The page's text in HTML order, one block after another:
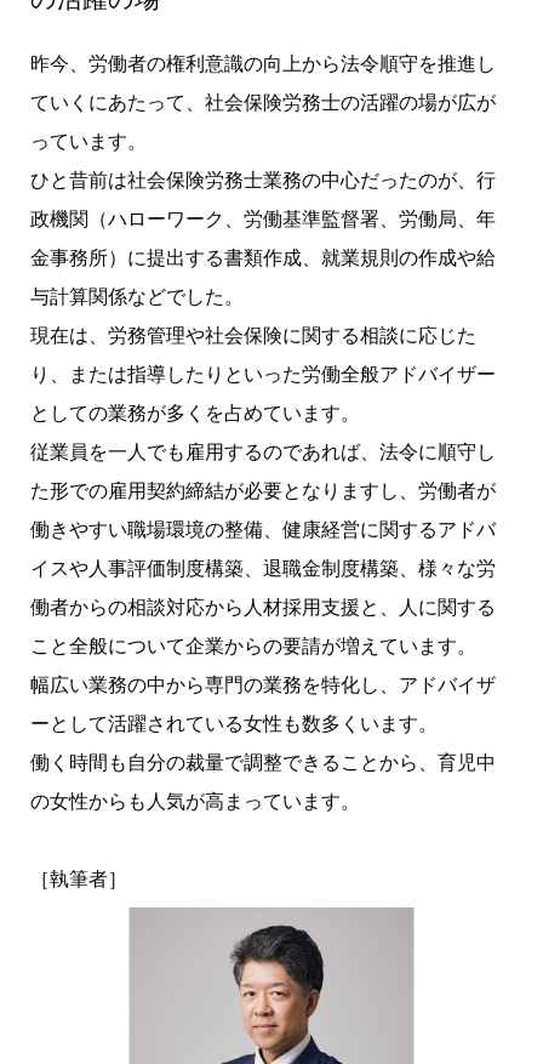
昨今、労働者の権利意識の向上から法令順守を推進し
ていくにあたって、社会保険労務士の活躍の場が広が
っています。
ひと昔前は社会保険労務士業務の中心だったのが、行
政機関（ハローワーク、労働基準監督署、労働局、年
金事務所）に提出する書類作成、就業規則の作成や給
与計算関係などでした。
現在は、労務管理や社会保険に関する相談に応じた
り、または指導したりといった労働全般アドバイザー
としての業務が多くを占めています。
従業員を一人でも雇用するのであれば、法令に順守し
た形での雇用契約締結が必要となりますし、労働者が
働きやすい職場環境の整備、健康経営に関するアドバ
イスや人事評価制度構築、退職金制度構築、様々な労
働者からの相談対応から人材採用支援と、人に関する
こと全般について企業からの要請が増えています。
幅広い業務の中から専門の業務を特化し、アドバイザ
ーとして活躍されている女性も数多くいます。
働く時間も自分の裁量で調整できることから、育児中
の女性からも人気が高まっています。
［執筆者］